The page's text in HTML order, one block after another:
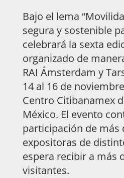
Bajo el lema
segura y sostenible
celebrará la sexta
organizado de
RAI Ámsterdam y
14 al 16 de
Centro Citibanamex
México. El evento
participación de más
expositoras de
espera recibir a más
visitantes.